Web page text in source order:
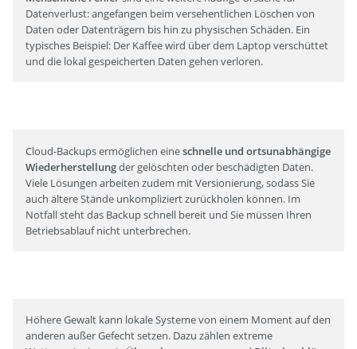
Datenverlust: angefangen beim versehentlichen Löschen von
Daten oder Datenträgern bis hin zu physischen Schäden. Ein
typisches Beispiel: Der Kaffee wird über dem Laptop verschüttet
und die lokal gespeicherten Daten gehen verloren.
Cloud-Backups ermöglichen eineschnelle und ortsunabhängige
Wiederherstellungder gelöschten oder beschädigten Daten.
Viele Lösungen arbeiten zudem mit Versionierung, sodass Sie
auch ältere Stände unkompliziert zurückholen können. Im
Notfall steht das Backup schnell bereit und Sie müssen Ihren
Betriebsablauf nicht unterbrechen.
Höhere Gewalt kann lokale Systeme von einem Moment auf den
anderen außer Gefecht setzen. Dazu zählen extreme